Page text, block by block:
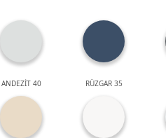
ANDEZİT 40 RÜZGAR 35